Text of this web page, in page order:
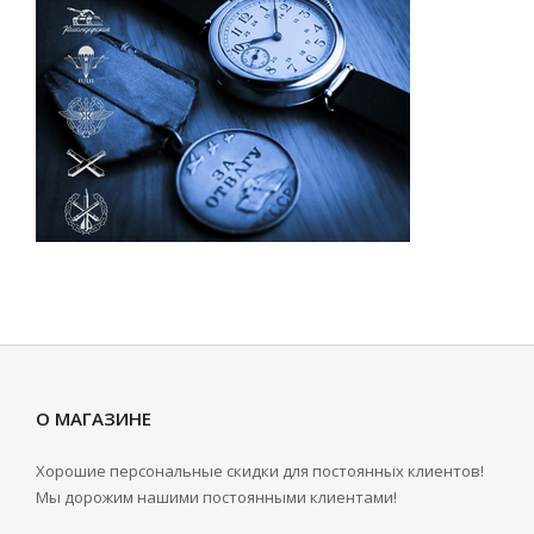
О МАГАЗИНЕ
Хорошие персональные скидки для постоянных клиентов!
Мы дорожим нашими постоянными клиентами!